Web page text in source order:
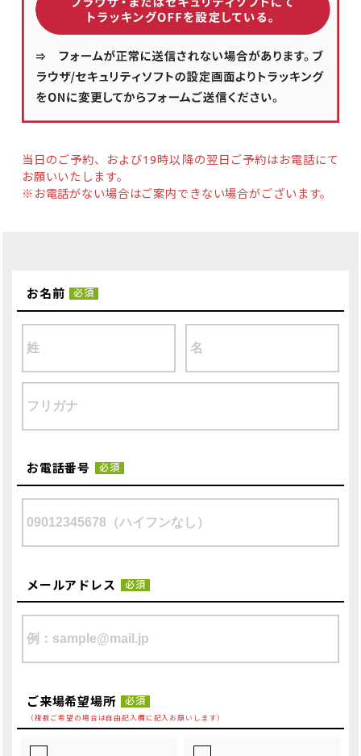
当日のご予約、および19時以降の翌日ご予約はお電話にて
お願いいたします。
※お電話がない場合はご案内できない場合がございます。
お名前 必須
お電話番号 必須
メールアドレス 必須
ご来場希望場所 必須
（複数ご希望の場合は自由記入欄に記入お願いします）